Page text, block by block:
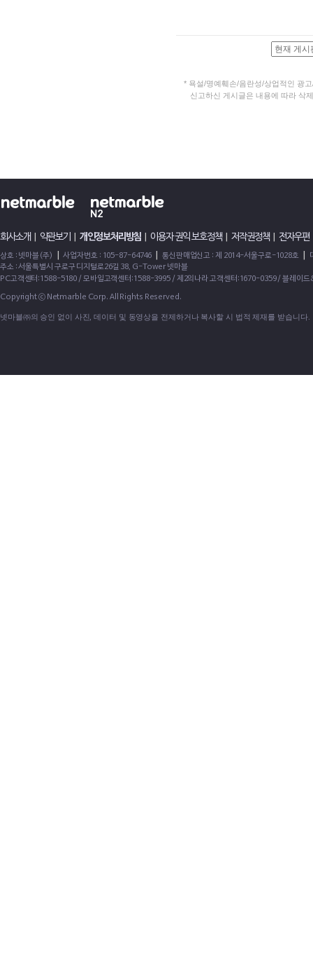
* 욕설/명예훼손/음란성/상업적인 광
신고하신 게시글은 내용에 따라 삭
회사소개 약관보기 개인정보처리방침 이용자 권익 보호정책| 저작권정책| 전자우편
상호 : 넷마블(주) 사업자번호 : 105-87-64746 통신판매업신고 : 제 2014-서울구로-1028호
주소 : 서울특별시 구로구 디지털로26길 38, G-Tower 넷마블
PC고객센터:1588-5180 / 모바일고객센터:1588-3995 / 제2의나라 고객센터:1670-0359 / 블레이
Copyright ⓒ Netmarble Corp. All Rights Reserved.
넷마블㈜의 승인 없이 사진, 데이터 및 동영상을 전제하거나 복사할 시 법적 제재를 받습니다.